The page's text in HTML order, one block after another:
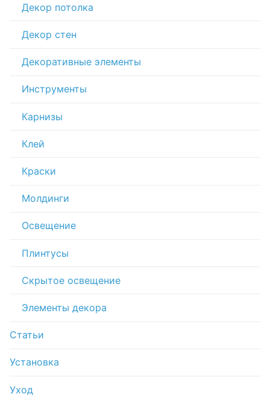
Декор потолка
Декор стен
Декоративные элементы
Инструменты
Карнизы
Клей
Краски
Молдинги
Освещение
Плинтусы
Скрытое освещение
Элементы декора
Статьи
Установка
Уход